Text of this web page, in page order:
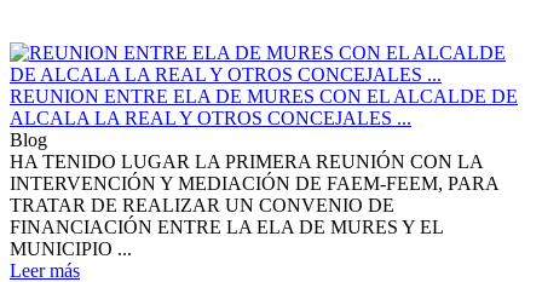
REUNION ENTRE ELA DE MURES CON EL ALCALDE DE
ALCALA LA REAL Y OTROS CONCEJALES ...
Blog
HA TENIDO LUGAR LA PRIMERA REUNIÓN CON LA
INTERVENCIÓN Y MEDIACIÓN DE FAEM-FEEM, PARA
TRATAR DE REALIZAR UN CONVENIO DE
FINANCIACIÓN ENTRE LA ELA DE MURES Y EL
MUNICIPIO ...
Leer más